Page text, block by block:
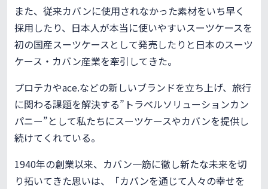
また、従来カバンに使用されなかった素材をいち早く
採用したり、日本人が本当に使いやすいスーツケースを
初の国産スーツケースとして発売したりと日本のスーツ
ケース・カバン産業を牽引してきた。
プロテカやace.などの新しいブランドを立ち上げ、旅行
に関わる課題を解決する”トラベルソリューションカン
パニー”として私たちにスーツケースやカバンを提供し
続けてくれている。
1940年の創業以来、カバン一筋に徹し新たな未来を切
り拓いてきた思いは、「カバンを通じて人々の幸せを